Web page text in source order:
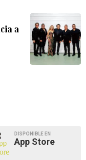
a
DISPONIBLE EN
App Store